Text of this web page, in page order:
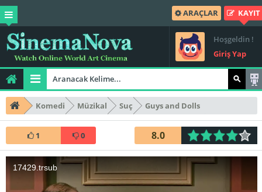
ARAÇLAR KAYIT
Hoşgeldin !
Giriş Yap
Komedi Müzikal Suç Guys and Dolls
1 0 8.0